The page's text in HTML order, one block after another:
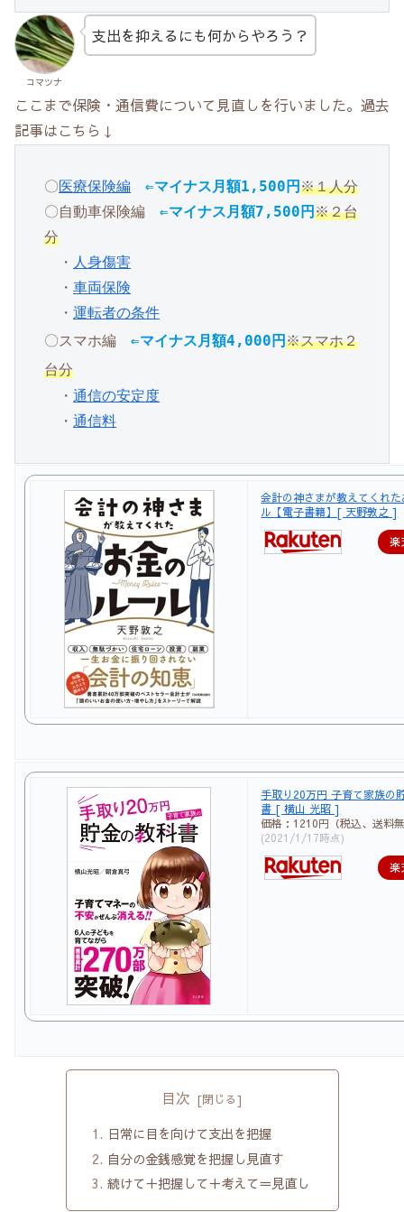
コマツナ
支出を抑えるにも何からやろう？
ここまで保険・通信費について見直しを行いました。過去
記事はこちら↓
〇医療保険編 ⇐マイナス月額1,500円※１人分
〇自動車保険編 ⇐マイナス月額7,500円※２台
分
・ 人身傷害
・ 車両保険
・ 運転者の条件
〇スマホ編 ⇐マイナス月額4,000円※スマホ２
台分
・ 通信の安定度
・ 通信料
会計の神さまが教えてくれ
ル【電子書籍】[ 天野敦之 ]
楽
手取り20万円 子育て家族の
書 [ 横山 光昭 ]
価格：1210円（税込、送料
(2021/1/17時点)
楽
目次
日常に目を向けて支出を把握
自分の金銭感覚を把握し見直す
続けて＋把握して＋考えて＝見直し